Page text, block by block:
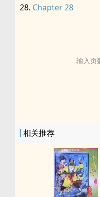
Chapter 28
输入页
相关推荐